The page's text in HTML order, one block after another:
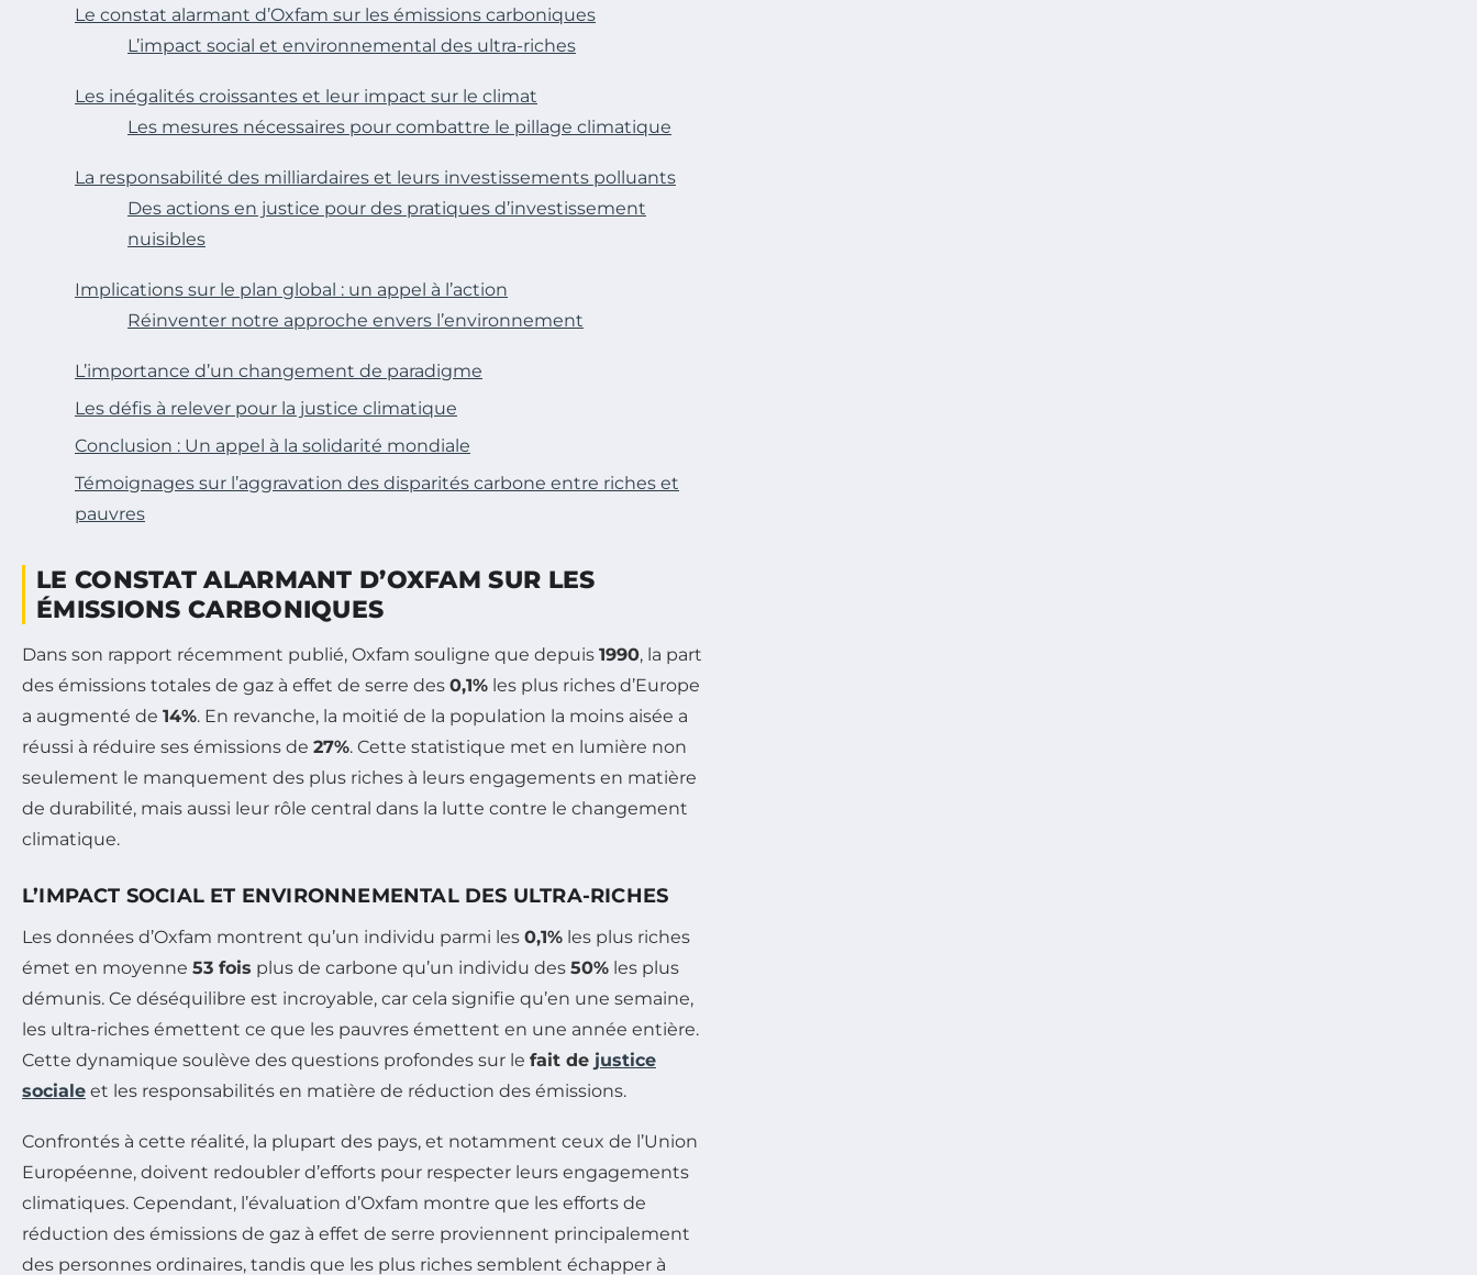
Le constat alarmant d’Oxfam sur les émissions carboniques
L’impact social et environnemental des ultra-riches
Les inégalités croissantes et leur impact sur le climat
Les mesures nécessaires pour combattre le pillage climatique
La responsabilité des milliardaires et leurs investissements polluants
Des actions en justice pour des pratiques d’investissement
nuisibles
Implications sur le plan global : un appel à l’action
Réinventer notre approche envers l’environnement
L’importance d’un changement de paradigme
Les défis à relever pour la justice climatique
Conclusion : Un appel à la solidarité mondiale
Témoignages sur l’aggravation des disparités carbone entre riches et
pauvres
LE CONSTAT ALARMANT D’OXFAM SUR LES
ÉMISSIONS CARBONIQUES
Dans son rapport récemment publié, Oxfam souligne que depuis 1990, la part
des émissions totales de gaz à effet de serre des 0,1% les plus riches d’Europe
a augmenté de 14%. En revanche, la moitié de la population la moins aisée a
réussi à réduire ses émissions de 27%. Cette statistique met en lumière non
seulement le manquement des plus riches à leurs engagements en matière
de durabilité, mais aussi leur rôle central dans la lutte contre le changement
climatique.
L’IMPACT SOCIAL ET ENVIRONNEMENTAL DES ULTRA-RICHES
Les données d’Oxfam montrent qu’un individu parmi les 0,1% les plus riches
émet en moyenne 53 fois plus de carbone qu’un individu des 50% les plus
démunis. Ce déséquilibre est incroyable, car cela signifie qu’en une semaine,
les ultra-riches émettent ce que les pauvres émettent en une année entière.
Cette dynamique soulève des questions profondes sur le fait de justice
sociale et les responsabilités en matière de réduction des émissions.
Confrontés à cette réalité, la plupart des pays, et notamment ceux de l’Union
Européenne, doivent redoubler d’efforts pour respecter leurs engagements
climatiques. Cependant, l’évaluation d’Oxfam montre que les efforts de
réduction des émissions de gaz à effet de serre proviennent principalement
des personnes ordinaires, tandis que les plus riches semblent échapper à